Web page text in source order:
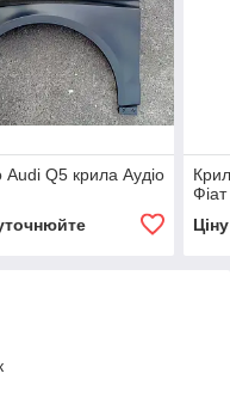
Audi Q5 крила Аудіо